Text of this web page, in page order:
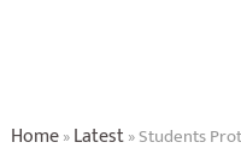
Home»Latest»Students